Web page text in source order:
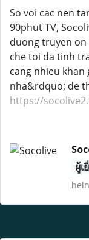
So voi cac nen
90phut TV,
duong truyen
che toi da tinh
cang nhieu khan
nha&rdquo; de
https://
ผู้เ